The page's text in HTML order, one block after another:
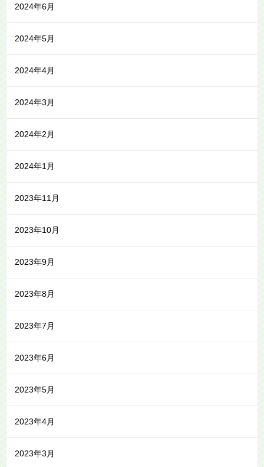
2024年6月
2024年5月
2024年4月
2024年3月
2024年2月
2024年1月
2023年11月
2023年10月
2023年9月
2023年8月
2023年7月
2023年6月
2023年5月
2023年4月
2023年3月